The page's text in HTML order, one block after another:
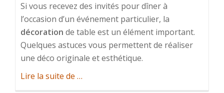
Si vous recevez des invités pour dîner à
l’occasion d’un événement particulier, la
décoration de table est un élément important.
Quelques astuces vous permettent de réaliser
une déco originale et esthétique.
Lire la suite de à
…